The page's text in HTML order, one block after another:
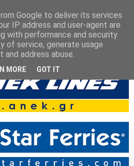
Google to deliver its services
IP address and user-agent are
with performance and security
of service, generate usage
address abuse.
MORE GOT IT